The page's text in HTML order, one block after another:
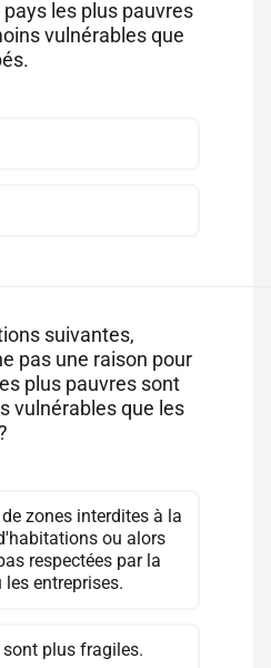
les plus pauvres
vulnérables que
suivantes,
pas une raison pour
plus pauvres sont
vulnérables que les
zones interdites à la
ou alors
respectées par la
entreprises.
plus fragiles.